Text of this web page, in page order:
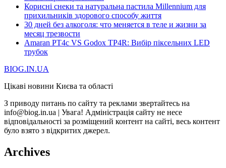
Корисні снеки та натуральна пастила Millennium для
прихильників здорового способу життя
30 дней без алкоголя: что меняется в теле и жизни за
месяц трезвости
Amaran PT4c VS Godox TP4R: Вибір піксельних LED
трубок
BIOG.IN.UA
Цікаві новини Києва та області
З приводу питань по сайту та реклами звертайтесь на
info@biog.in.ua | Увага! Адміністрація сайту не несе
відповідальності за розміщений контент на сайті, весь контент
було взято з відкритих джерел.
Archives